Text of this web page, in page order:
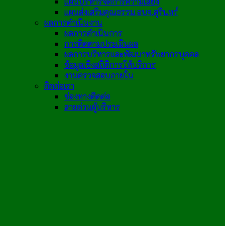
แผนส่งเสริมคุณธรรม อบจ.สุรินทร์
ผลการดำเนินงาน
ผลการดำเนินการ
การติดตามประเมินผล
ผลการบริหารและพัฒนาทรัพยากรบุคคล
ข้อมูลเชิงสถิติการให้บริการ
งานตรวจสอบภายใน
ติดต่อเรา
ช่องทางติดต่อ
สายด่วนผู้บริหาร